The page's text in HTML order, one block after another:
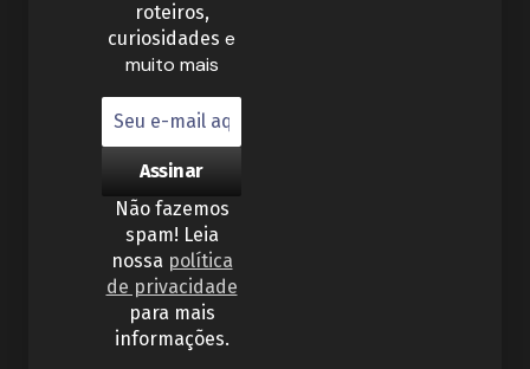
roteiros,
curiosidades e
muito mais
Não fazemos
spam! Leia
nossa política
de privacidade
para mais
informações.